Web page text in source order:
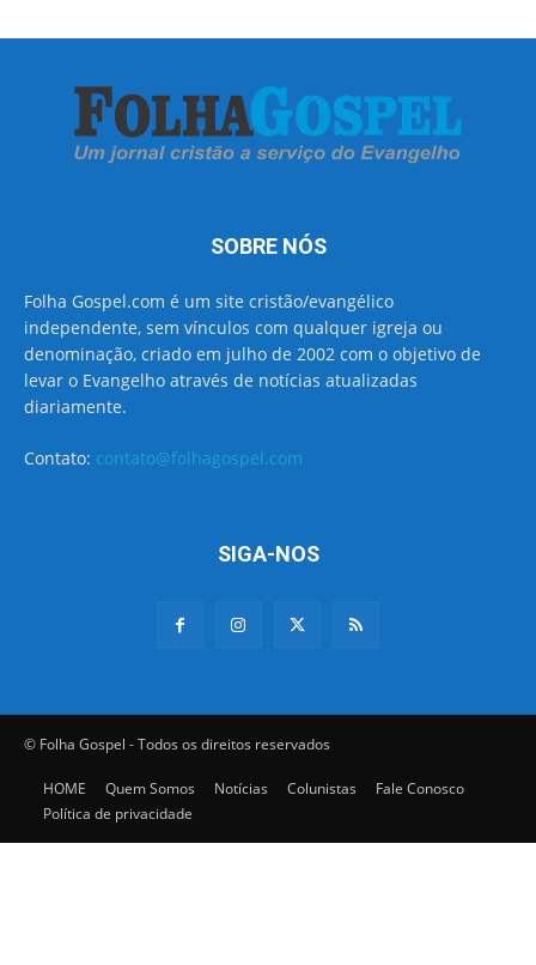
SOBRE NÓS
Folha Gospel.com é um site cristão/evangélico
independente, sem vínculos com qualquer igreja ou
denominação, criado em julho de 2002 com o objetivo de
levar o Evangelho através de notícias atualizadas
diariamente.
Contato: contato@folhagospel.com
SIGA-NOS
© Folha Gospel - Todos os direitos reservados
HOME Quem Somos Notícias Colunistas
Fale Conosco
Política de privacidade